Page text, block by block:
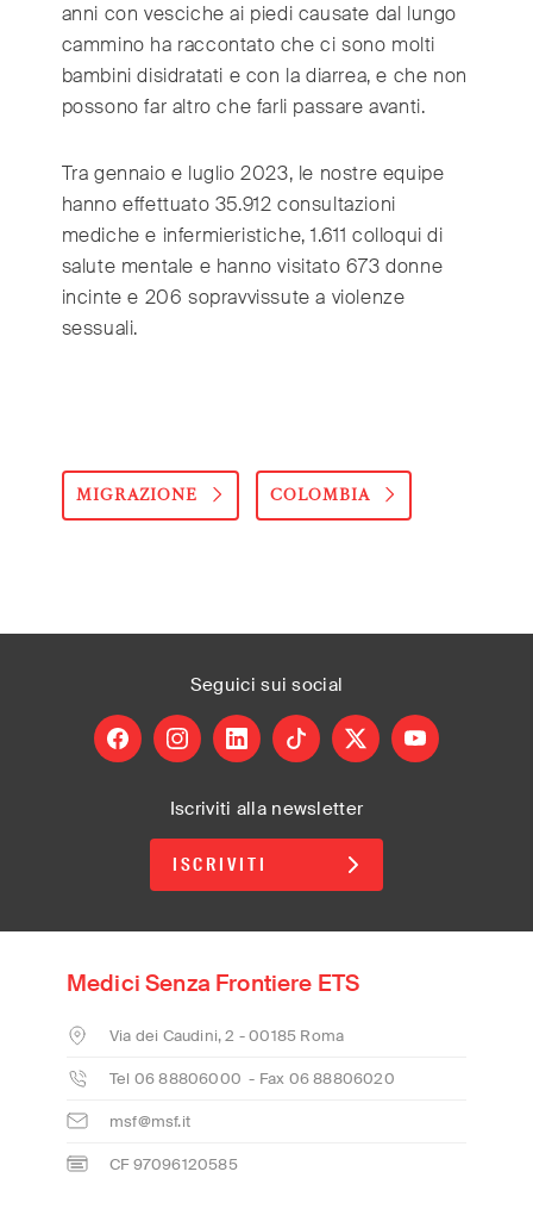
anni con vesciche ai piedi causate dal lungo
cammino ha raccontato che ci sono molti
bambini disidratati e con la diarrea, e che non
possono far altro che farli passare avanti.
Tra gennaio e luglio 2023, le nostre equipe
hanno effettuato 35.912 consultazioni
mediche e infermieristiche, 1.611 colloqui di
salute mentale e hanno visitato 673 donne
incinte e 206 sopravvissute a violenze
sessuali.
MIGRAZIONE COLOMBIA
Seguici sui social
facebookinstagramlinkedintiktok X youtube
Iscriviti alla newsletter
ISCRIVITI
Medici Senza Frontiere ETS
Via dei Caudini, 2 - 00185 Roma
Tel 06 88806000 - Fax 06 88806020
msf@msf.it
CF 97096120585